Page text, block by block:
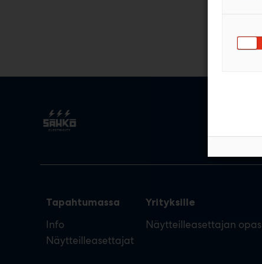
Tapahtumassa
Info
Näytteilleasettajat
Yrityksille
Näytteilleasettajan opas